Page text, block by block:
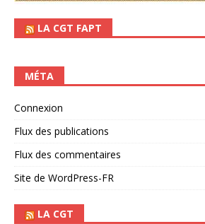
LA CGT FAPT
MÉTA
Connexion
Flux des publications
Flux des commentaires
Site de WordPress-FR
LA CGT